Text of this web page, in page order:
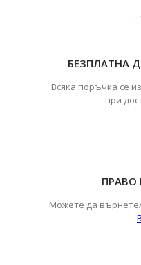
БЕЗПЛАТНА
Всяка поръчка се
при
ПРАВО
Можете да